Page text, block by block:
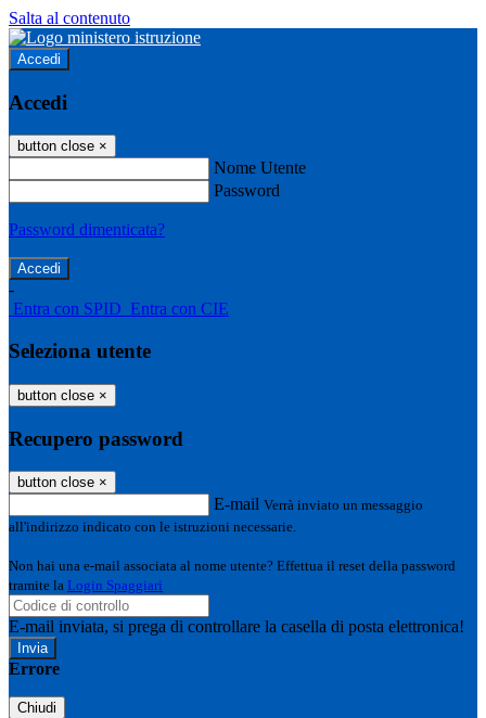
Salta al contenuto
Accedi
Accedi
button close ×
Nome Utente
Password
Password dimenticata?
-
Entra con SPID Entra con CIE
Seleziona utente
button close ×
Recupero password
button close ×
E-mail Verrà inviato un messaggio
all'indirizzo indicato con le istruzioni necessarie.
Non hai una e-mail associata al nome utente? Effettua il reset della password
tramite la Login Spaggiari
E-mail inviata, si prega di controllare la casella di posta elettronica!
Errore
Chiudi